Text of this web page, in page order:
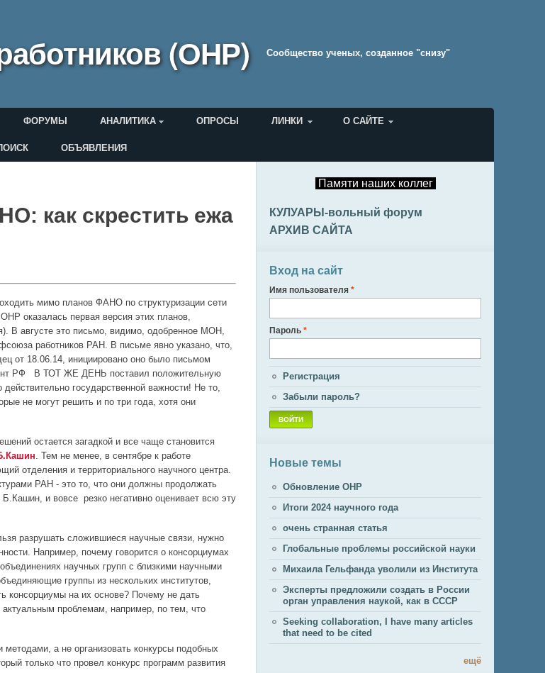
(ОНР) Cообщество ученых, созданное "снизу"
ФОРУМЫ АНАЛИТИКА ОПРОСЫ ЛИНКИ О САЙТЕ
ОБЪЯВЛЕНИЯ
как скрестить ежа
мимо планов ФАНО по структуризации сети
оказалась первая версия этих планов,
В августе это письмо, видимо, одобренное МОН,
работников РАН. В письме явно указано, что,
от 18.06.14, инициировано оно было письмом
РФ В ТОТ ЖЕ ДЕНЬ поставил положительную
государственной важности! Не то,
не могут решить и по три года, хотя они
остается загадкой и все чаще становится
. Тем не менее, в сентябре к работе
отделения и территориального научного центра.
РАН - это то, что они должны продолжать
и вовсе резко негативно оценивает всю эту
разрушать сложившиеся научные связи, нужно
Например, почему говорится о консорциумах
научных групп с близкими научными
группы из нескольких институтов,
консорциумы на их основе? Почему не дать
проблемам, например, по тем, что
а не организовать конкурсы подобных
только что провел конкурс программ развития
Памяти наших коллег
КУЛУАРЫ-вольный форум
АРХИВ САЙТА
Вход на сайт
Имя пользователя *
Пароль *
Регистрация
Забыли пароль?
Новые темы
Обновление ОНР
Итоги 2024 научного года
очень странная статья
Глобальные проблемы российской науки
Михаила Гельфанда уволили из Института
Эксперты предложили создать в России
орган управления наукой, как в СССР
Seeking collaboration, I have many articles
that need to be cited
ещё